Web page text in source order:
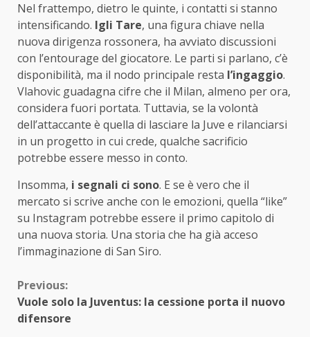
Nel frattempo, dietro le quinte, i contatti si stanno
intensificando. Igli Tare, una figura chiave nella
nuova dirigenza rossonera, ha avviato discussioni
con l’entourage del giocatore. Le parti si parlano, c’è
disponibilità, ma il nodo principale resta l’ingaggio.
Vlahovic guadagna cifre che il Milan, almeno per ora,
considera fuori portata. Tuttavia, se la volontà
dell’attaccante è quella di lasciare la Juve e rilanciarsi
in un progetto in cui crede, qualche sacrificio
potrebbe essere messo in conto.
Insomma, i segnali ci sono. E se è vero che il
mercato si scrive anche con le emozioni, quella “like”
su Instagram potrebbe essere il primo capitolo di
una nuova storia. Una storia che ha già acceso
l’immaginazione di San Siro.
Continue
Reading
Previous:
Vuole solo la Juventus: la cessione porta il nuovo
difensore